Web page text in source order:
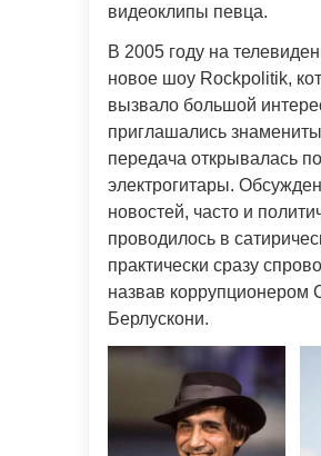
видеоклипы певца.
В 2005 году на
новое шоу Rockpolitik,
вызвало большой
приглашались
передача открывалась
электрогитары.
новостей, часто и
проводилось в
практически сразу
назвав коррупционером
Берлускони.